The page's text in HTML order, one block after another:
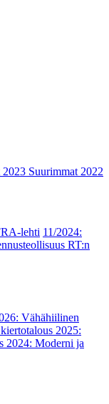
2023 Suurimmat 2022
lehti 11/2024:
RT:n
Vähähiilinen
2025:
2024: Moderni ja